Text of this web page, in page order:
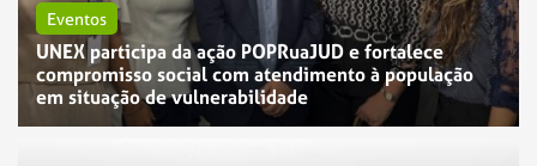
Eventos
UNEX participa da ação POPRuaJUD e fortalece
compromisso social com atendimento à população
em situação de vulnerabilidade